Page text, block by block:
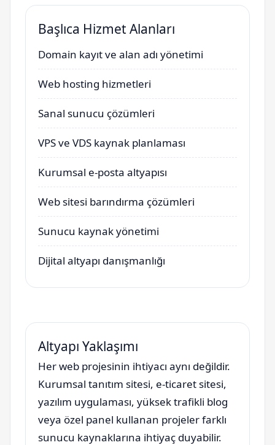
Başlıca Hizmet Alanları
Domain kayıt ve alan adı yönetimi
Web hosting hizmetleri
Sanal sunucu çözümleri
VPS ve VDS kaynak planlaması
Kurumsal e-posta altyapısı
Web sitesi barındırma çözümleri
Sunucu kaynak yönetimi
Dijital altyapı danışmanlığı
Altyapı Yaklaşımı
Her web projesinin ihtiyacı aynı değildir.
Kurumsal tanıtım sitesi, e-ticaret sitesi,
yazılım uygulaması, yüksek trafikli blog
veya özel panel kullanan projeler farklı
sunucu kaynaklarına ihtiyaç duyabilir.